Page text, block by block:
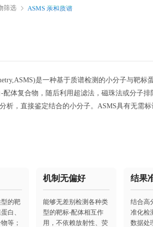
筛选 ASMS 亲和质谱
是一种基于质谱检测的小分子与靶
体复合物，随后利用超滤法，磁珠法或分子
析，直接鉴定结合的小分子。ASMS具有无需
的靶
白、
等；
机制无偏好
能够无差别检测各种类
型的靶标-配体相互作
用，不依赖放射性、荧
结果
结合高
准化检
数据处